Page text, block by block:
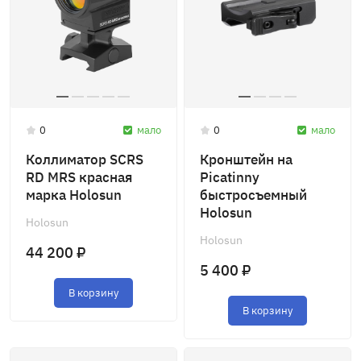
0
Коллиматор SCRS
RD MRS красная
марка Holosun
Holosun
44 200 ₽
В корзину
мало 0
Кронштейн на
Picatinny
быстросъемный
Holosun
Holosun
5 400 ₽
В корзину
мало